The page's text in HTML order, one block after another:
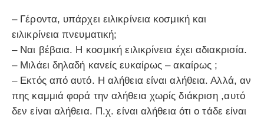
– Γέροντα, υπάρχει ειλικρίνεια κοσμική και
ειλικρίνεια πνευματική;
– Ναι βέβαια. Η κοσμική ειλικρίνεια έχει αδιακρισία.
– Μιλάει δηλαδή κανείς ευκαίρως – ακαίρως ;
– Εκτός από αυτό. Η αλήθεια είναι αλήθεια. Αλλά, αν
πης καμμιά φορά την αλήθεια χωρίς διάκριση ,αυτό
δεν είναι αλήθεια. Π.χ. είναι αλήθεια ότι ο τάδε είναι